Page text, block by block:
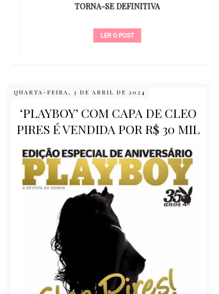
TORNA-SE DEFINITIVA
LER O POST
QUARTA-FEIRA, 3 DE ABRIL DE 2024
‘PLAYBOY’ COM CAPA DE CLEO
PIRES É VENDIDA POR R$ 30 MIL